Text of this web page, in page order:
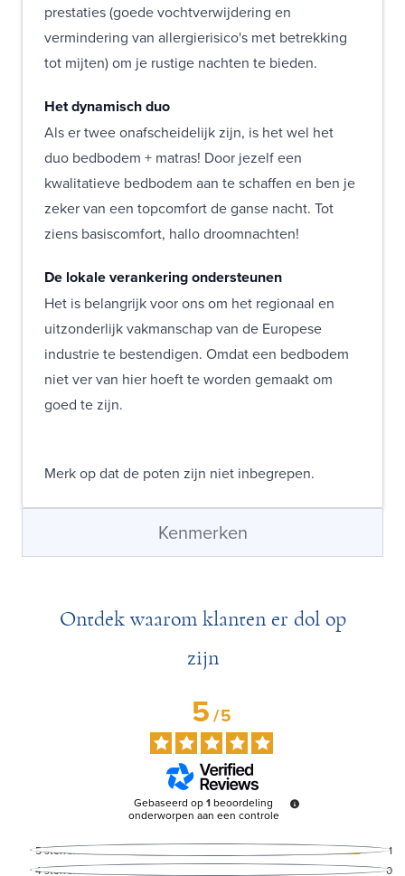
prestaties (goede vochtverwijdering en
vermindering van allergierisico's met betrekking
tot mijten) om je rustige nachten te bieden.
Het dynamisch duo
Als er twee onafscheidelijk zijn, is het wel het
duo bedbodem + matras! Door jezelf een
kwalitatieve bedbodem aan te schaffen en ben je
zeker van een topcomfort de ganse nacht. Tot
ziens basiscomfort, hallo droomnachten!
De lokale verankering ondersteunen
Het is belangrijk voor ons om het regionaal en
uitzonderlijk vakmanschap van de Europese
industrie te bestendigen. Omdat een bedbodem
niet ver van hier hoeft te worden gemaakt om
goed te zijn.
Merk op dat de poten zijn niet inbegrepen.
Kenmerken
Ontdek waarom klanten er dol op
zijn
5/5
Gebaseerd op1beoordeling
onderworpen aan een controle
5sterren
1
4sterren 0